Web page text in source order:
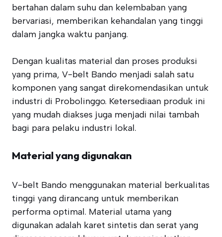
bertahan dalam suhu dan kelembaban yang
bervariasi, memberikan kehandalan yang tinggi
dalam jangka waktu panjang.
Dengan kualitas material dan proses produksi
yang prima, V-belt Bando menjadi salah satu
komponen yang sangat direkomendasikan untuk
industri di Probolinggo. Ketersediaan produk ini
yang mudah diakses juga menjadi nilai tambah
bagi para pelaku industri lokal.
Material yang digunakan
V-belt Bando menggunakan material berkualitas
tinggi yang dirancang untuk memberikan
performa optimal. Material utama yang
digunakan adalah karet sintetis dan serat yang